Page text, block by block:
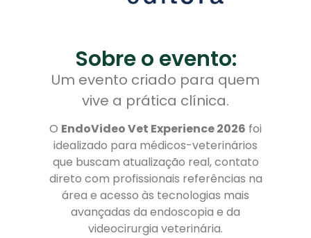
Sobre o evento:
Um evento criado para quem
vive a prática clínica.
O EndoVideo Vet Experience 2026 foi
idealizado para médicos-veterinários
que buscam atualização real, contato
direto com profissionais referências na
área e acesso às tecnologias mais
avançadas da endoscopia e da
videocirurgia veterinária.